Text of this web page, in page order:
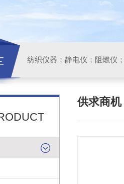
纺织仪器；静电仪；阻燃仪
供求商机